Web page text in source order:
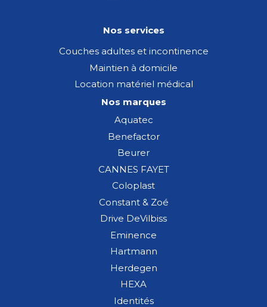
Nos services
Couches adultes et incontinence
Maintien à domicile
Location matériel médical
Nos marques
Aquatec
Benefactor
Beurer
CANNES FAYET
Coloplast
Constant & Zoé
Drive DeVilbiss
Eminence
Hartmann
Herdegen
HEXA
Identités